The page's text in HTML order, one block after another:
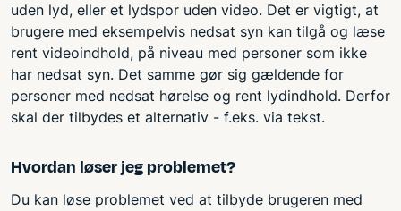
uden lyd, eller et lydspor uden video. Det er vigtigt, at
brugere med eksempelvis nedsat syn kan tilgå og læse
rent videoindhold, på niveau med personer som ikke
har nedsat syn. Det samme gør sig gældende for
personer med nedsat hørelse og rent lydindhold. Derfor
skal der tilbydes et alternativ - f.eks. via tekst.
Hvordan løser jeg problemet?
Du kan løse problemet ved at tilbyde brugeren med